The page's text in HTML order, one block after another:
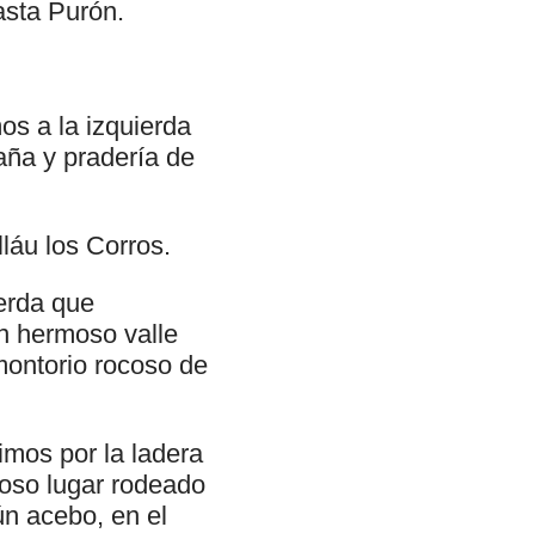
Purón.
a la izquierda
y pradería de
los Corros.
que
hermoso valle
rocoso de
por la ladera
lugar rodeado
acebo, en el